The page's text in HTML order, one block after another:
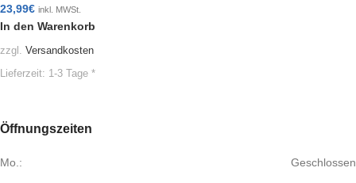
23,99€ inkl. MWSt.
In den Warenkorb
zzgl. Versandkosten
Lieferzeit: 1-3 Tage *
Öffnungszeiten
Mo.: Geschlossen